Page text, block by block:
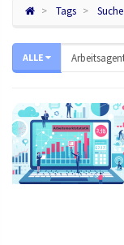
Tags Suche
ALLE